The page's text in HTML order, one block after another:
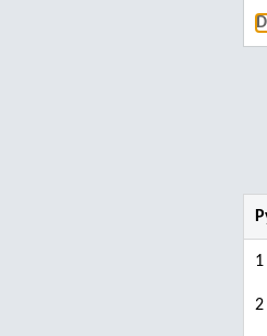
1
2